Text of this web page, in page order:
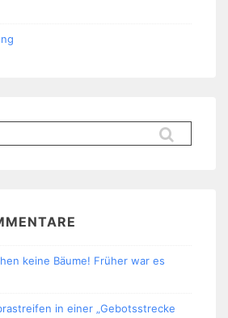
keine Bäume! Früher war es
in einer „Gebotsstrecke